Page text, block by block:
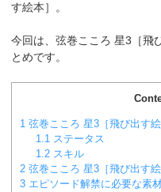
す絵本］。
今回は、弦巻こころ 星3［
とめです。
1 弦巻こころ 星3［飛び出す絵
1.1 ステータス
1.2 スキル
2 弦巻こころ 星3［飛び出す
3 エピソード解禁に必要な素